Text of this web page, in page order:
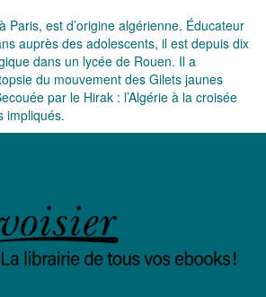
Paris, est d’origine algérienne. Éducateur
auprès des adolescents, il est depuis dix
dans un lycée de Rouen. Il a
du mouvement des Gilets jaunes
par le Hirak : l’Algérie à la croisée
impliqués.